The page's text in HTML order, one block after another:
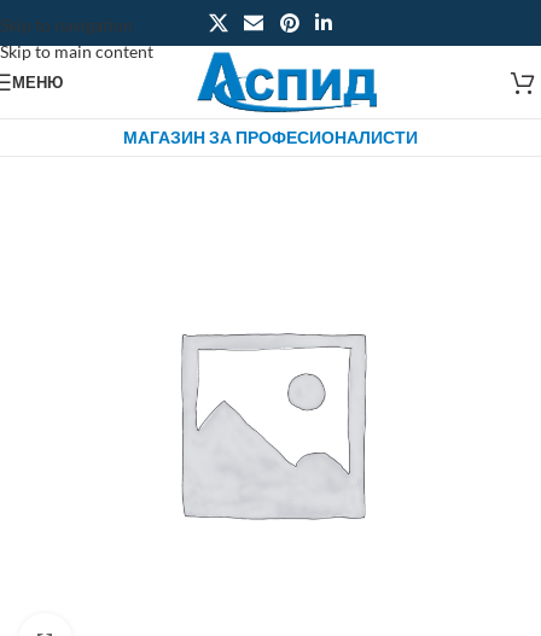
Skip to navigation
Skip to main content
МЕНЮ
МАГАЗИН ЗА ПРОФЕСИОНАЛИСТИ